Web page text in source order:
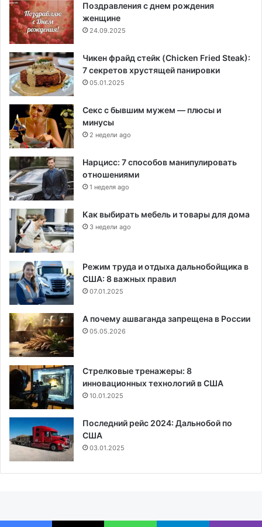
Поздравления с днем рождения
женщине
24.09.2025
Чикен фрайд стейк (Chicken Fried Steak):
7 секретов хрустящей панировки
05.01.2025
Секс с бывшим мужем — плюсы и
минусы
2 недели ago
Нарцисс: 7 способов манипулировать
отношениями
1 неделя ago
Как выбирать мебель и товары для дома
3 недели ago
Режим труда и отдыха дальнобойщика в
США: 8 важных правил
07.01.2025
А почему ашваганда запрещена в России
05.05.2026
Стрелковые тренажеры: 8
инновационных технологий в США
10.01.2025
Последний рейс 2024: Дальнобой по
США
03.01.2025